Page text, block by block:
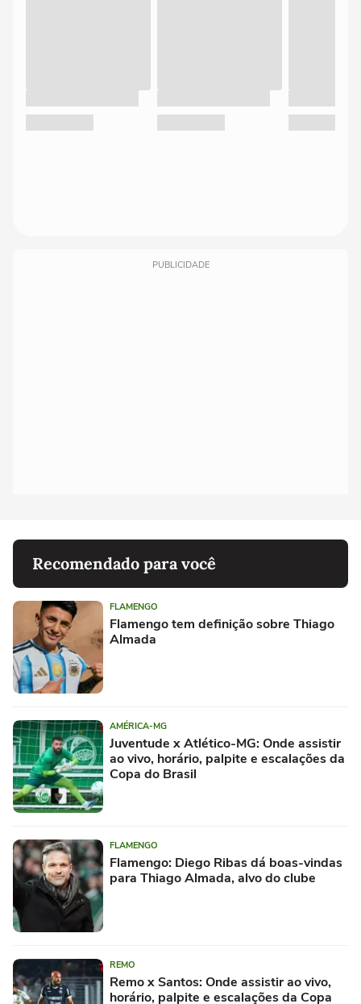
PUBLICIDADE
Recomendado para você
FLAMENGO
Flamengo tem definição sobre Thiago
Almada
AMÉRICA-MG
Juventude x Atlético-MG: Onde assistir
ao vivo, horário, palpite e escalações da
Copa do Brasil
FLAMENGO
Flamengo: Diego Ribas dá boas-vindas
para Thiago Almada, alvo do clube
REMO
Remo x Santos: Onde assistir ao vivo,
horário, palpite e escalações da Copa